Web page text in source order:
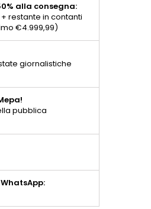
alla consegna:
restante in contanti
€4.999,99)
giornalistiche
pubblica